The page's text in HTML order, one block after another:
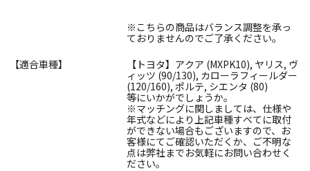
※こちらの商品はバランス調整を承っ
ておりませんのでご了承ください。
【適合車種】
【トヨタ】アクア (MXPK10), ヤリス, ヴ
ィッツ (90/130), カローラフィールダー
(120/160), ポルテ, シエンタ (80)
等にいかがでしょうか。
※マッチングに関しましては、仕様や
年式などにより上記車種すべてに取付
ができない場合もございますので、お
客様にてご確認いただくか、ご不明な
点は弊社までお気軽にお問い合わせく
ださい。